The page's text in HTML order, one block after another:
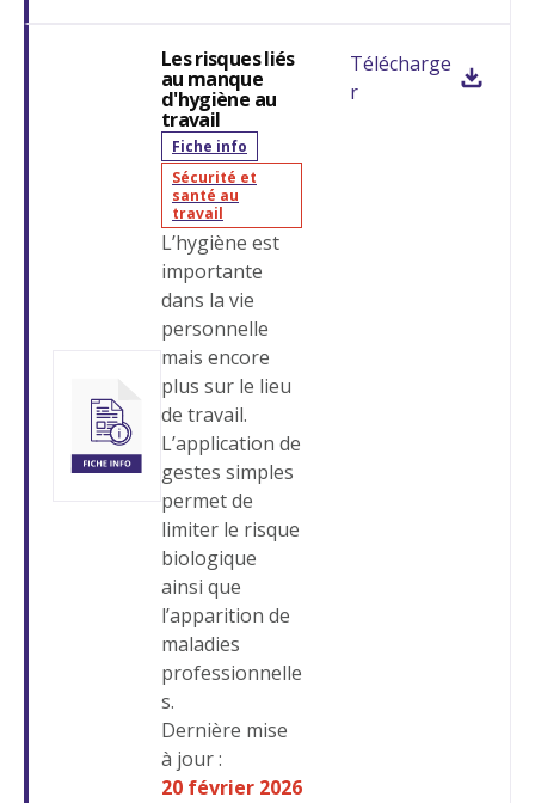
Les risques liés
au manque
d'hygiène au
travail
Fiche info
Sécurité et
santé au
travail
L’hygiène est
importante
dans la vie
personnelle
mais encore
plus sur le lieu
de travail.
L’application de
gestes simples
permet de
limiter le risque
biologique
ainsi que
l’apparition de
maladies
professionnelle
s.
Dernière mise
à jour :
20 février 2026
Télécharge
r